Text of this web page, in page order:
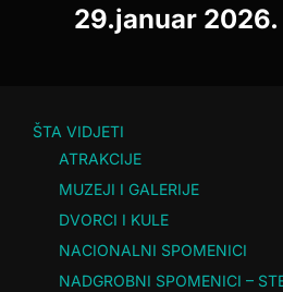
29.januar 2026.
ŠTA VIDJETI
ATRAKCIJE
MUZEJI I GALERIJE
DVORCI I KULE
NACIONALNI SPOMENICI
NADGROBNI SPOMENICI –